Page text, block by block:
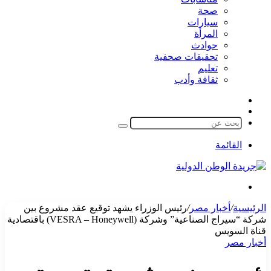
صحة
سيارات
المرأة
حوادث
تحقيقات صحفية
تعليم
ثقافة وأدب
المظلم
بحث
القائمة
الرئيسية/ أخبار مصر/رئيس الوزراء يشهد توقيع عقد مشروع بين
شركة “سيراج الصناعية” وشركة (VESRA – Honeywell) باقتصادية
قناة السويس
أخبار مصر